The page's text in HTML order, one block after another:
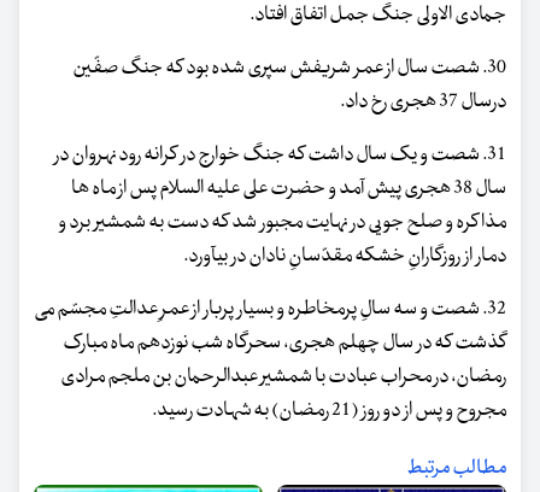
جمادی الاولی جنگ جمل اتفاق افتاد.
30. شصت سال از عمر شریفش سپری شده بود که جنگ صفّین
درسال 37 هجری رخ داد.
31. شصت و یک سال داشت که جنگ خوارج در کرانه رود نهروان در
سال 38 هجری پیش آمد و حضرت علی علیه السلام پس از ماه ها
مذاکره و صلح جویی در نهایت مجبور شد که دست به شمشیر برد و
دمار از روزگارانِ خشکه مقدّسانِ نادان در بیآورد.
32. شصت و سه سالِ پرمخاطره و بسیار پربار از عمرِ عدالتِ مجسّم می
گذشت که در سال چهلم هجری، سحرگاه شب نوزدهم ماه مبارک
رمضان، در محراب عبادت با شمشیر عبدالرحمان بن ملجم مرادی
مجروح و پس از دو روز (21 رمضان) به شهادت رسید.
مطالب مرتبط